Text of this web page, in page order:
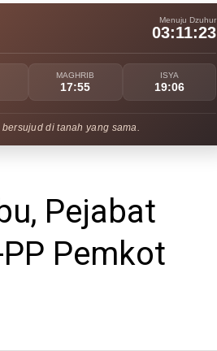
Menuju Dzuhur
03:11:22
MAGHRIB
17:55
ISYA
19:06
di tanah yang sama.
Pejabat
Pemkot